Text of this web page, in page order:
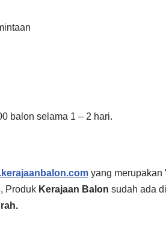
balon selama 1 – 2 hari.
yang merupakan
, Produk Kerajaan Balon sudah ada